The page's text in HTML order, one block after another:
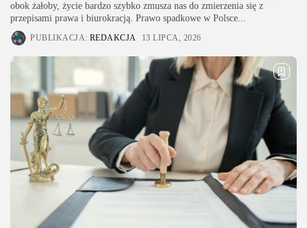
obok żałoby, życie bardzo szybko zmusza nas do zmierzenia się z
przepisami prawa i biurokracją. Prawo spadkowe w Polsce...
PUBLIKACJA: REDAKCJA 13 LIPCA, 2026